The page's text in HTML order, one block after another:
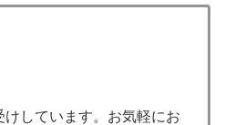
けしています。お気軽にお